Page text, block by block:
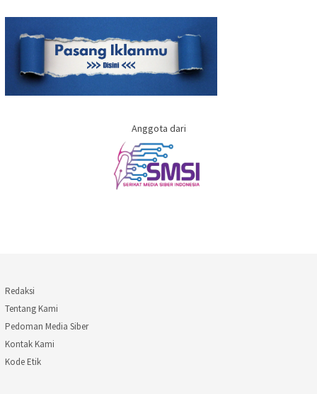
Anggota dari
Redaksi
Tentang Kami
Pedoman Media Siber
Kontak Kami
Kode Etik